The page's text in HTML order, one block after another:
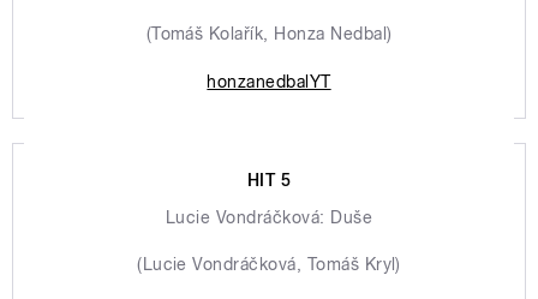
(Tomáš Kolařík, Honza Nedbal)
honzanedbalYT
HIT 5
Lucie Vondráčková: Duše
(Lucie Vondráčková, Tomáš Kryl)